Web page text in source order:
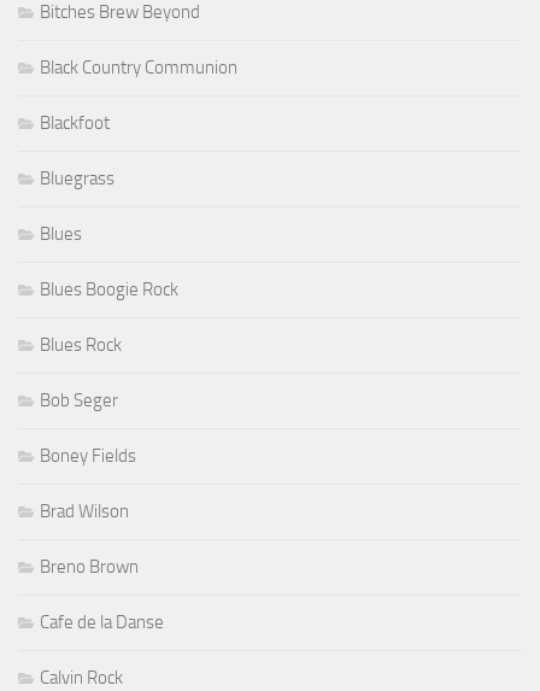
Bitches Brew Beyond
Black Country Communion
Blackfoot
Bluegrass
Blues
Blues Boogie Rock
Blues Rock
Bob Seger
Boney Fields
Brad Wilson
Breno Brown
Cafe de la Danse
Calvin Rock